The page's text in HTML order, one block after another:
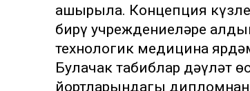
ашырыла. Концепция
бирү учреждениеләре
технологик медицина
Булачак табиблар дәүләт
йортларындагы дипломнан